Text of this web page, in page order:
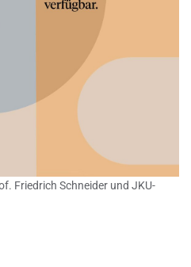
Friedrich Schneider und JKU-